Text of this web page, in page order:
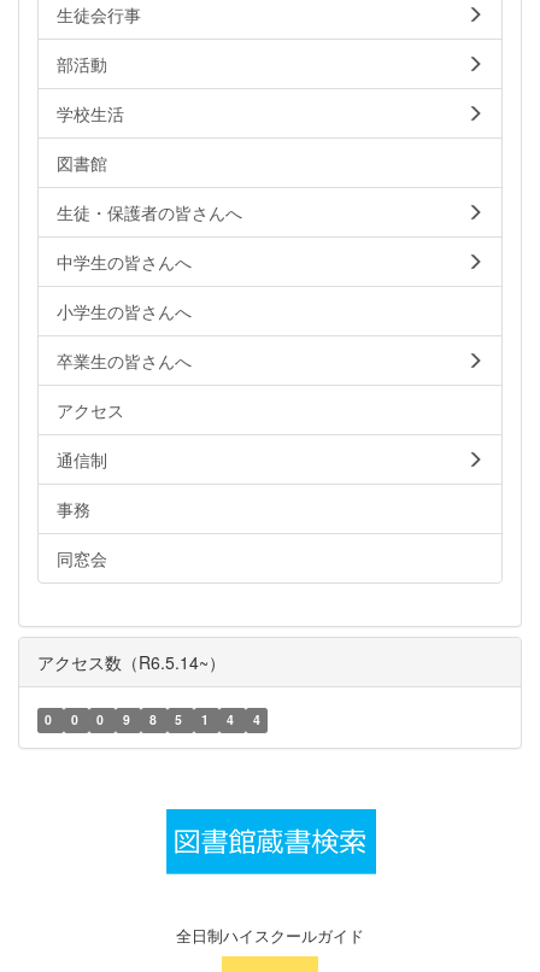
生徒会行事
部活動
学校生活
図書館
生徒・保護者の皆さんへ
中学生の皆さんへ
小学生の皆さんへ
卒業生の皆さんへ
アクセス
通信制
事務
同窓会
アクセス数（R6.5.14~）
0 0 0 9 8 5 1 4 4
全日制ハイスクールガイド